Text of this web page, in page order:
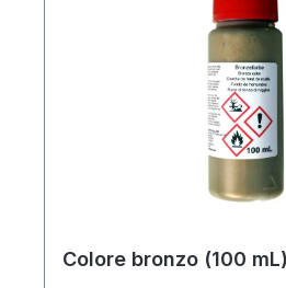
Colore bronzo (100 mL)